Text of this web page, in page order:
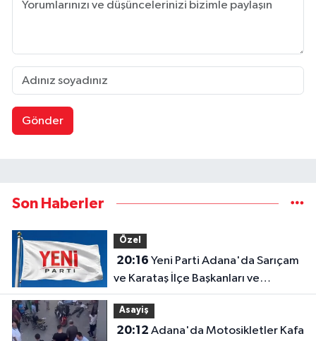
Gönder
Son Haberler
Özel
20:16
ve Karataş İlçe Başkanları ve
Yönetimleri Belirlendi
Asayiş
20:12